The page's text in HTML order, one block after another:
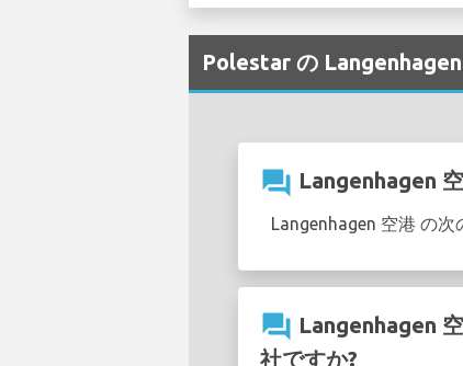
Polestar の
question_answer Langenhagen
Langenhagen 空港 の
question_answer Langenhagen
社ですか?